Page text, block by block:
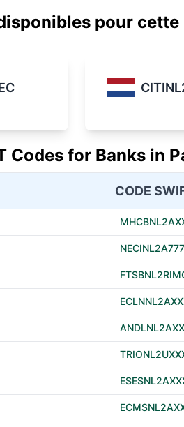
pour cette
Codes for Banks in
CODE
NECINL2A777